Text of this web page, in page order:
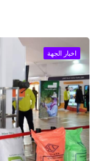
اخبار الجهة